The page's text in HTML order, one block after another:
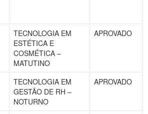
TECNOLOGIA EM
ESTÉTICA E
COSMÉTICA –
MATUTINO
APROVADO
TECNOLOGIA EM
GESTÃO DE RH –
NOTURNO
APROVADO